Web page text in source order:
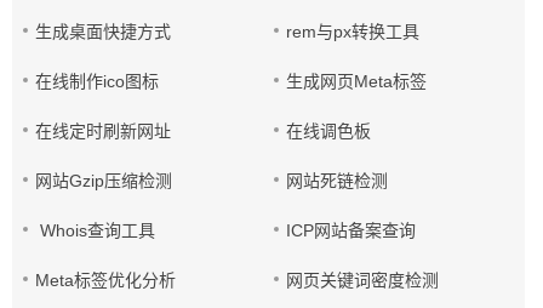
生成桌面快捷方式 rem与px转换工具
在线制作ico图标 生成网页Meta标签
在线定时刷新网址 在线调色板
网站Gzip压缩检测 网站死链检测
Whois查询工具 ICP网站备案查询
Meta标签优化分析 网页关键词密度检测